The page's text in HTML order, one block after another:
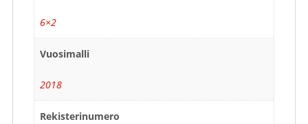
6×2
Vuosimalli
2018
Rekisterinumero